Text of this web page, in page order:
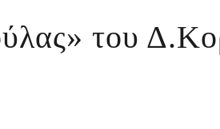
του